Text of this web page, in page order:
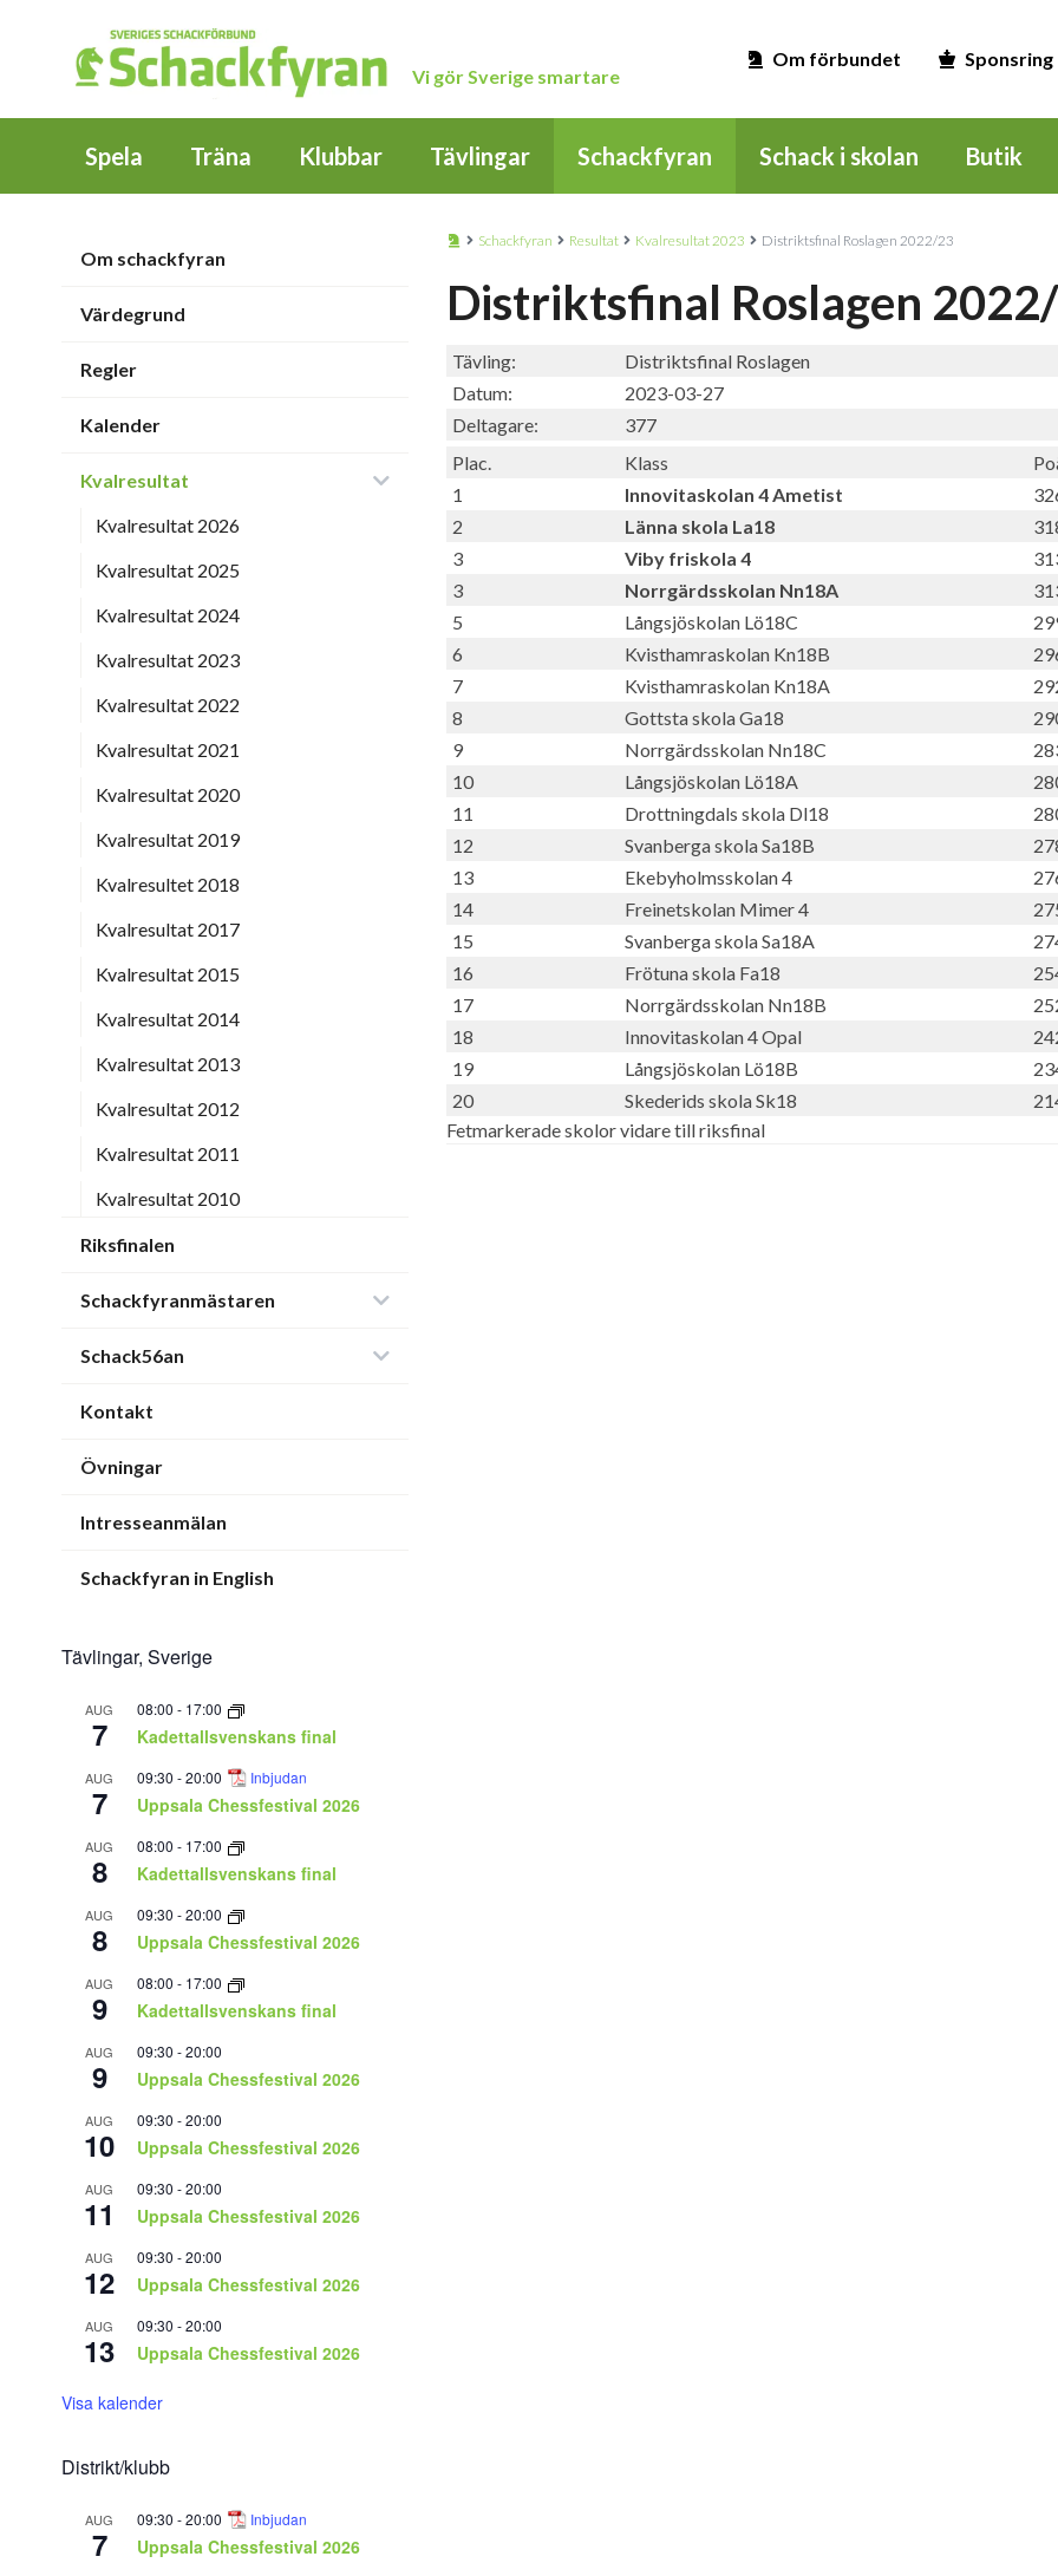
Vi gör Sverige smartare
Om förbundet Sponsring
Spela Träna Klubbar Tävlingar Schackfyran Schack i skolan Butik
Om schackfyran
Värdegrund
Regler
Kalender
Kvalresultat
Kvalresultat 2026
Kvalresultat 2025
Kvalresultat 2024
Kvalresultat 2023
Kvalresultat 2022
Kvalresultat 2021
Kvalresultat 2020
Kvalresultat 2019
Kvalresultet 2018
Kvalresultat 2017
Kvalresultat 2015
Kvalresultat 2014
Kvalresultat 2013
Kvalresultat 2012
Kvalresultat 2011
Kvalresultat 2010
Riksfinalen
Schackfyranmästaren
Schack56an
Kontakt
Övningar
Intresseanmälan
Schackfyran in English
Tävlingar, Sverige
AUG
7
08:00 - 17:00
Kadettallsvenskans final
AUG
7
09:30 -20:00 Inbjudan
Uppsala Chessfestival 2026
AUG
8
08:00 - 17:00
Kadettallsvenskans final
AUG
8
09:30 -20:00
Uppsala Chessfestival 2026
AUG
9
08:00 - 17:00
Kadettallsvenskans final
AUG
9
09:30 -20:00
Uppsala Chessfestival 2026
AUG
10
09:30 -20:00
Uppsala Chessfestival 2026
AUG
11
09:30 -20:00
Uppsala Chessfestival 2026
AUG
12
09:30 -20:00
Uppsala Chessfestival 2026
AUG
13
09:30 -20:00
Uppsala Chessfestival 2026
Visa kalender
Distrikt/klubb
AUG
7
09:30 -20:00 Inbjudan
Uppsala Chessfestival 2026
Schackfyran Resultat Kvalresultat 2023 Distriktsfinal Roslagen 2022/23
Distriktsfinal Roslagen
Tävling:
Distriktsfinal Roslagen
Datum:
2023-03-27
Deltagare:
377
Plac.
Klass
1
Innovitaskolan 4 Ametist
2
Länna skola La18
3
Viby friskola 4
3
Norrgärdsskolan Nn18A
5
Långsjöskolan Lö18C
6
Kvisthamraskolan Kn18B
7
Kvisthamraskolan Kn18A
8
Gottsta skola Ga18
9
Norrgärdsskolan Nn18C
10
Långsjöskolan Lö18A
11
Drottningdals skola Dl18
12
Svanberga skola Sa18B
13
Ekebyholmsskolan 4
14
Freinetskolan Mimer 4
15
Svanberga skola Sa18A
16
Frötuna skola Fa18
17
Norrgärdsskolan Nn18B
18
Innovitaskolan 4 Opal
19
Långsjöskolan Lö18B
20
Skederids skola Sk18
Fetmarkerade skolor vidare till riksfinal